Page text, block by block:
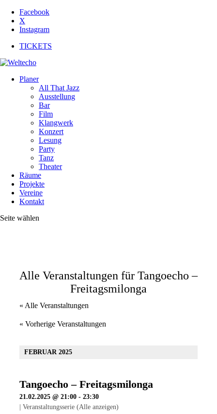
Facebook
X
Instagram
TICKETS
Planer
All That Jazz
Ausstellung
Bar
Film
Klangwerk
Konzert
Lesung
Party
Tanz
Theater
Räume
Projekte
Vereine
Kontakt
Seite wählen
Alle Veranstaltungen für Tangoecho –
Freitagsmilonga
« Alle Veranstaltungen
« Vorherige Veranstaltungen
FEBRUAR 2025
Tangoecho – Freitagsmilonga
21.02.2025 @ 21:00 - 23:30
Veranstaltungsserie (Alle anzeigen)